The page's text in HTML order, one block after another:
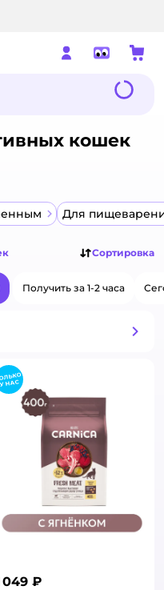
кошек
Для
Сортировка
Получить за 1-2 часа
049 ₽